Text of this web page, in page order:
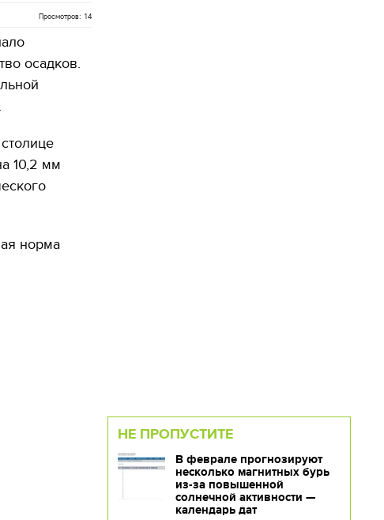
Просмотров: 14
осадков.
10,2 мм
норма
НЕ ПРОПУСТИТЕ
В феврале прогнозируют
несколько магнитных бурь
из-за повышенной
солнечной активности —
календарь дат